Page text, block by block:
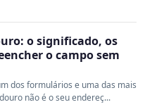
o significado, os
o campo sem
dos formulários e uma das mais
não é o seu endereç...